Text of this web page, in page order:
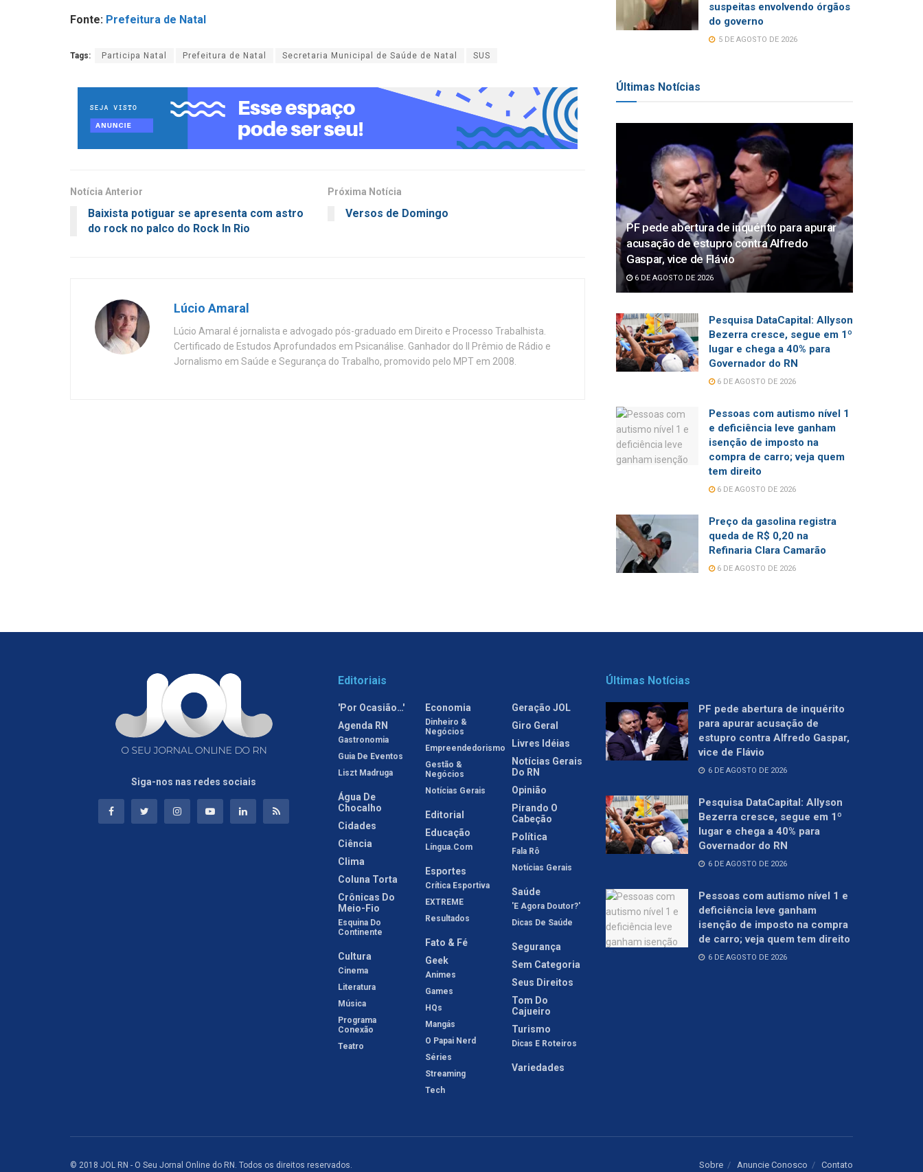
Fonte: Prefeitura de Natal
Tags: Participa Natal Prefeitura de Natal Secretaria Municipal de Saúde de Natal SUS
Notícia Anterior
Baixista potiguar se apresenta com astro
do rock no palco do Rock In Rio
Próxima Notícia
Versos de Domingo
Lúcio Amaral
Lúcio Amaral é jornalista e advogado pós-graduado em Direito e Processo Trabalhista.
Certificado de Estudos Aprofundados em Psicanálise. Ganhador do II Prêmio de Rádio e
Jornalismo em Saúde e Segurança do Trabalho, promovido pelo MPT em 2008.
suspeitas envolvendo órgãos
do governo
5 DE AGOSTO DE 2026
Últimas Notícias
PF pede abertura de inquérito para apurar
acusação de estupro contra Alfredo
Gaspar, vice de Flávio
6 DE AGOSTO DE 2026
Pesquisa DataCapital: Allyson
Bezerra cresce, segue em 1º
lugar e chega a 40% para
Governador do RN
6 DE AGOSTO DE 2026
Pessoas com autismo nível 1
e deficiência leve ganham
isenção de imposto na
compra de carro; veja quem
tem direito
6 DE AGOSTO DE 2026
Preço da gasolina registra
queda de R$ 0,20 na
Refinaria Clara Camarão
6 DE AGOSTO DE 2026
Siga-nos nas redes sociais
Editoriais
'Por Ocasião…'
Agenda RN
Gastronomia
Guia De Eventos
Liszt Madruga
Água De
Chocalho
Cidades
Ciência
Clima
Coluna Torta
Crônicas Do
Meio-Fio
Esquina Do
Continente
Cultura
Cinema
Literatura
Música
Programa
Conexão
Teatro
Economia
Dinheiro &
Negócios
Empreendedorismo
Gestão &
Negócios
Notícias Gerais
Editorial
Educação
Língua.com
Esportes
Crítica Esportiva
EXTREME
Resultados
Fato & Fé
Geek
Animes
Games
HQs
Mangás
O Papai Nerd
Séries
Streaming
Tech
Geração JOL
Giro Geral
Livres Idéias
Notícias Gerais
Do RN
Opinião
Pirando O
Cabeção
Política
Fala Rô
Notícias Gerais
Saúde
'E Agora Doutor?'
Dicas De Saúde
Segurança
Sem Categoria
Seus Direitos
Tom Do
Cajueiro
Turismo
Dicas E Roteiros
Variedades
Últimas Notícias
PF pede abertura de inquérito
para apurar acusação de
estupro contra Alfredo Gaspar,
vice de Flávio
6 DE AGOSTO DE 2026
Pesquisa DataCapital: Allyson
Bezerra cresce, segue em 1º
lugar e chega a 40% para
Governador do RN
6 DE AGOSTO DE 2026
Pessoas com autismo nível 1 e
deficiência leve ganham
isenção de imposto na compra
de carro; veja quem tem direito
6 DE AGOSTO DE 2026
Sobre Anuncie Conosco Contato
© 2018 JOL RN - O Seu Jornal Online do RN. Todos os direitos reservados.